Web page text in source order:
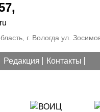
г. Вологда ул.
Редакция Контакты